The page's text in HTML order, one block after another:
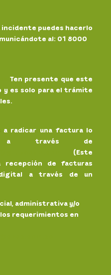
puedes hacerlo
al: 01 8000
Ten presente que este
es solo para el trámite
radicar una factura lo
a través de
(Este
de facturas
a través de un
administrativa y/o
requerimientos en